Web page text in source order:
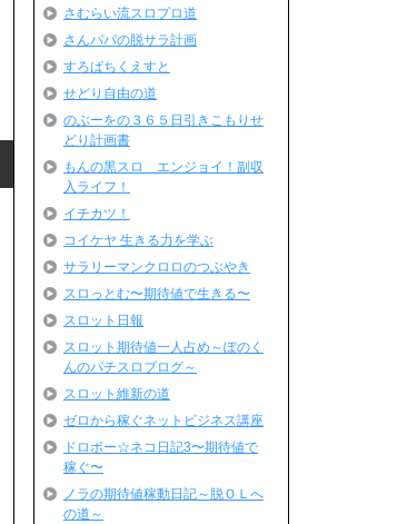
さむらい流スロプロ道
さんパパの脱サラ計画
すろぱちくえすと
せどり自由の道
のぶーをの３６５日引きこもりせ
どり計画書
もんの黒スロ エンジョイ！副収
入ライフ！
イチカツ！
コイケヤ 生きる力を学ぶ
サラリーマンクロロのつぶやき
スロっとむ〜期待値で生きる〜
スロット日報
スロット期待値一人占め～ぽのく
んのパチスロブログ～
スロット維新の道
ゼロから稼ぐネットビジネス講座
ドロボー☆ネコ日記3〜期待値で
稼ぐ〜
ノラの期待値稼動日記～脱ＯＬへ
の道～